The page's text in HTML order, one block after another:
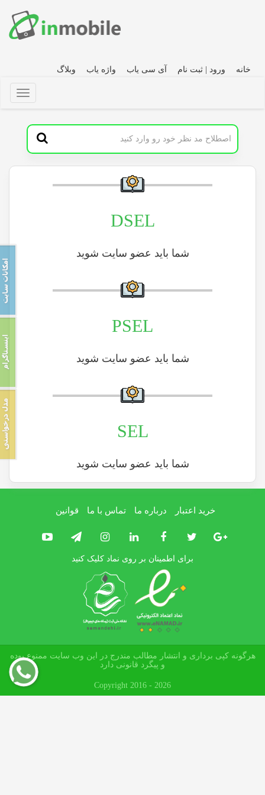
خانه ورود | ثبت نام آی سی یاب واژه یاب وبلاگ
DSEL
شما باید عضو سایت شوید
PSEL
شما باید عضو سایت شوید
SEL
شما باید عضو سایت شوید
خرید اعتبار درباره ما تماس با ما قوانین
برای اطمینان بر روی نماد کلیک کنید
هرگونه کپی برداری و انتشار مطالب مندرج در این وب سایت ممنوع بوده
و پیگرد قانونی دارد
Copyright 2016 - 2026